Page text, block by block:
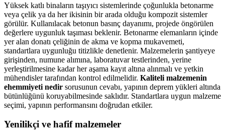
Yüksek katlı binaların taşıyıcı sistemlerinde çoğunlukla betonarme
veya çelik ya da her ikisinin bir arada olduğu kompozit sistemler
görülür. Kullanılacak betonun basınç dayanımı, projede öngörülen
değerlere uygunluk taşıması beklenir. Betonarme elemanların içinde
yer alan donatı çeliğinin de akma ve kopma mukavemeti,
standartlara uygunluğu titizlikle denetlenir. Malzemelerin şantiyeye
girişinden, numune alımına, laboratuvar testlerinden, yerine
yerleştirilmesine kadar her aşama kayıt altına alınmalı ve yetkin
mühendisler tarafından kontrol edilmelidir. Kaliteli malzemenin
ehemmiyeti nedir sorusunun cevabı, yapının deprem yükleri altında
bütünlüğünü koruyabilmesinde saklıdır. Standartlara uygun malzeme
seçimi, yapının performansını doğrudan etkiler.
Yenilikçi ve hafif malzemeler